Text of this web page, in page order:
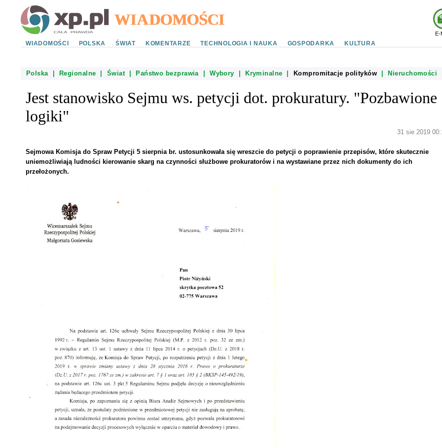
E-
WIADOMOŚCI POLSKA ŚWIAT KOMENTARZE TECHNOLOGIA I NAUKA GOSPODARKA KULTURA
Polska| Regionalne Świat| Państwo bezprawia|Wybory Kryminalne Kompromitacje polityków Nieruchomości
Jest stanowisko Sejmu ws. petycji dot. prokuratury. "Pozbawione
logiki"
31 sie 2019
Sejmowa Komisja do Spraw Petycji 5 sierpnia br. ustosunkowała się wreszcie do petycji o poprawienie przepisów, które skutecznie
uniemożliwiają ludności kierowanie skarg na czynności służbowe prokuratorów i na wystawiane przez nich dokumenty do ich
przełożonych.